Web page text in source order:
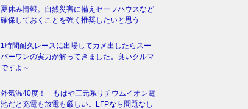
夏休み情報。自然災害に備えセーフハウスなど
確保しておくことを強く推奨したいと思う
1時間耐久レースに出場してカメ出したらスー
パーワンの実力が解ってきました。良いクルマ
ですよ～
外気温40度！ もはや三元系リチウムイオン電
池だと充電も放電も厳しい。LFPなら問題なし